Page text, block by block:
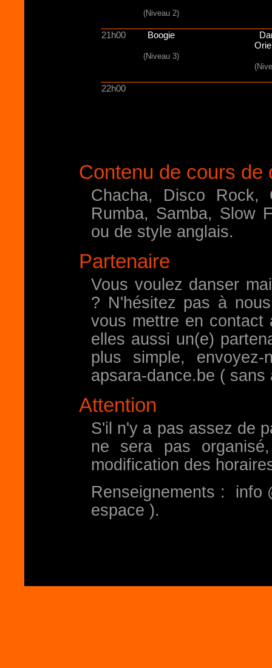
(Niveau 2)
21h00 Boogie
(Niveau 3)
22h00
Contenu de cours de
Chacha, Disco Rock,
Rumba, Samba, Slow
ou de style anglais.
Partenaire
Vous voulez danser
? N'hésitez pas à
vous mettre en contact
elles aussi un(e)
plus simple,
apsara-dance.be (
Attention
S'il n'y a pas assez de
ne sera pas
modification des
Renseignements : info
espace ).